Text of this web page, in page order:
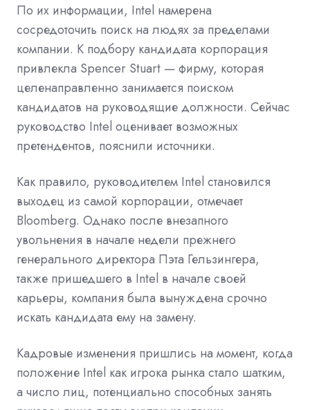
По их информации, Intel намерена
сосредоточить поиск на людях за пределами
компании. К подбору кандидата корпорация
привлекла Spencer Stuart — фирму, которая
целенаправленно занимается поиском
кандидатов на руководящие должности. Сейчас
руководство Intel оценивает возможных
претендентов, пояснили источники.
Как правило, руководителем Intel становился
выходец из самой корпорации, отмечает
Bloomberg. Однако после внезапного
увольнения в начале недели прежнего
генерального директора Пэта Гельзингера,
также пришедшего в Intel в начале своей
карьеры, компания была вынуждена срочно
искать кандидата ему на замену.
Кадровые изменения пришлись на момент, когда
положение Intel как игрока рынка стало шатким,
а число лиц, потенциально способных занять